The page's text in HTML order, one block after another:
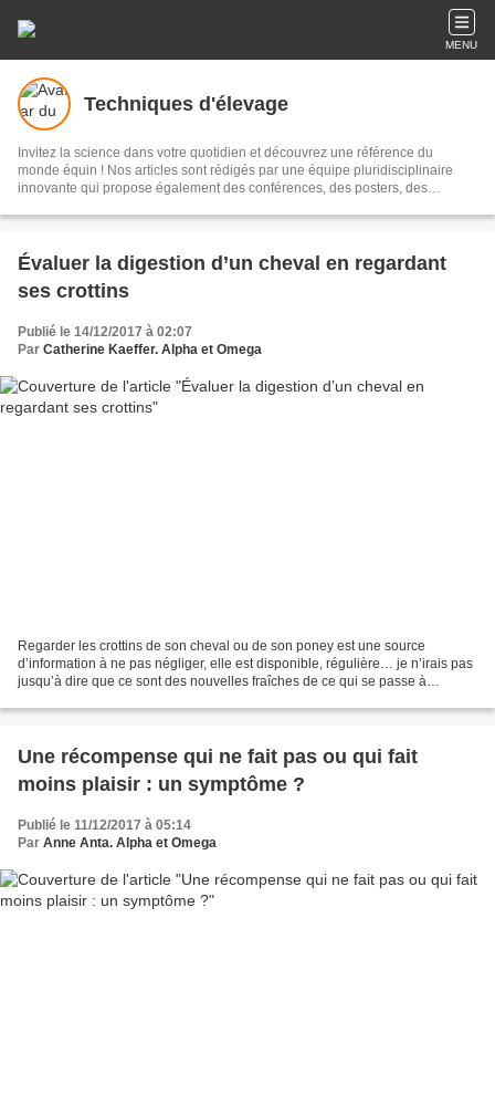
MENU
Techniques d'élevage
Invitez la science dans votre quotidien et découvrez une référence du
monde équin ! Nos articles sont rédigés par une équipe pluridisciplinaire
innovante qui propose également des conférences, des posters, des
Techniques d'élevage c'est plus de 2000 articles en accès totalement gratuit.
Facebook sur la page techniquesdelevage.
Évaluer la digestion d’un cheval en regardant
ses crottins
Publié le 14/12/2017 à 02:07
Par Catherine Kaeffer. Alpha et Omega
Regarder les crottins de son cheval ou de son poney est une source
d’information à ne pas négliger, elle est disponible, régulière… je n’irais pas
jusqu’à dire que ce sont des nouvelles fraîches de ce qui se passe à
Une récompense qui ne fait pas ou qui fait
moins plaisir : un symptôme ?
Publié le 11/12/2017 à 05:14
Par Anne Anta. Alpha et Omega